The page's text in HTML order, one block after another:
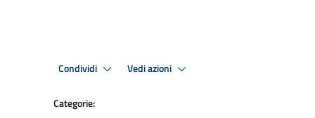
Condividi Vedi azioni
Categorie: